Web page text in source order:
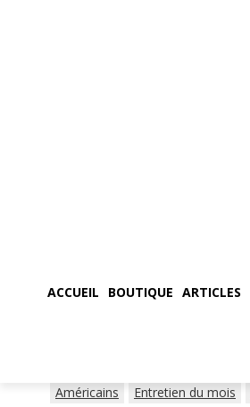
ACCUEIL BOUTIQUE ARTICLES
Américains Entretien du mois